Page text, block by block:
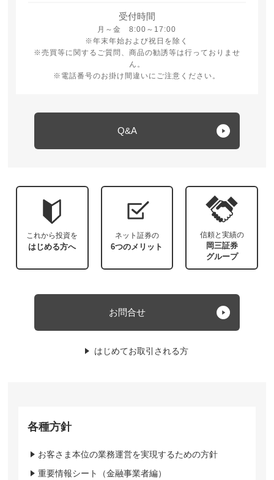
受付時間
月～金 8:00～17:00
月曜日から金曜日 8時から17時
※年末年始および祝日を除く
※売買等に関するご質問、商品の勧誘等は行っておりませ
ん。
※電話番号のお掛け間違いにご注意ください。
Q&A
これから投資を
はじめる方へ
ネット証券の
6つのメリット
信頼と実績の
岡三証券
グループ
お問合せ
はじめてお取引される方
各種方針
お客さま本位の業務運営を実現するための方針
重要情報シート（金融事業者編）